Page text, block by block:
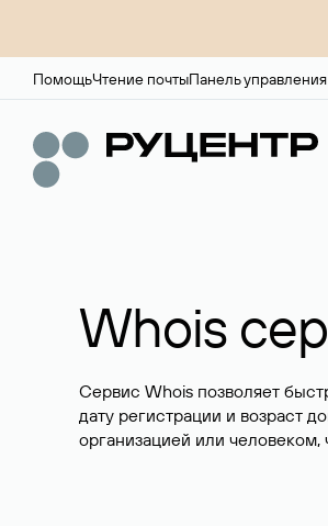
ПомощьЧтение почтыПанель
Whois
Сервис Whois позволяет
дату регистрации и возраст
организацией или